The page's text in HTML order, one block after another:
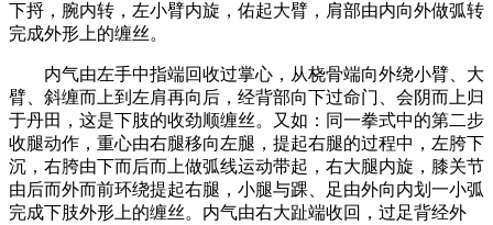
下捋，腕内转，左小臂内旋，佑起大臂，肩部由内向外做弧转
完成外形上的缠丝。
内气由左手中指端回收过掌心，从桡骨端向外绕小臂、大
臂、斜缠而上到左肩再向后，经背部向下过命门、会阴而上归
于丹田，这是下肢的收劲顺缠丝。又如：同一拳式中的第二步
收腿动作，重心由右腿移向左腿，提起右腿的过程中，左胯下
沉，右胯由下而后而上做弧线运动带起，右大腿内旋，膝关节
由后而外而前环绕提起右腿，小腿与踝、足由外向内划一小弧
完成下肢外形上的缠丝。内气由右大趾端收回，过足背经外